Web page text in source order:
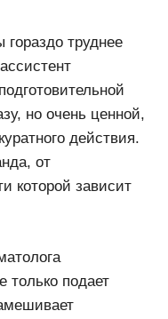
труднее
но очень ценной,
действия.
от
которой зависит
только подает